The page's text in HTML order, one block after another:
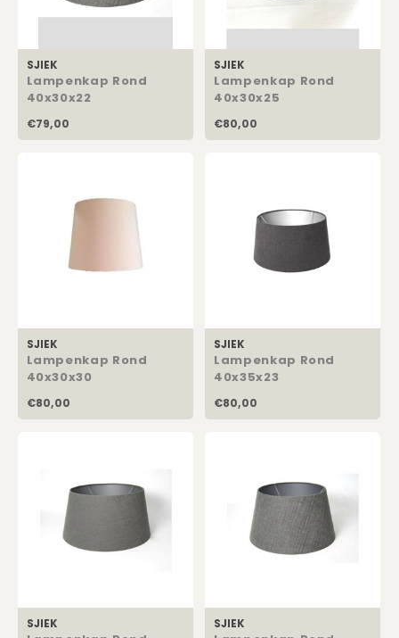
SJIEK
Lampenkap Rond
40x30x22
€79,00
SJIEK
Lampenkap Rond
40x30x25
€80,00
SJIEK
Lampenkap Rond
40x30x30
€80,00
SJIEK
Lampenkap Rond
40x35x23
€80,00
SJIEK SJIEK